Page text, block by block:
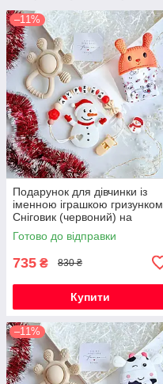
–11%
Подарунок для дівчинки із
іменною іграшкою гризунком
Сніговик (червоний) на
Новорічні свята
Готово до відправки
735 ₴ 830 ₴
Купити
–11%